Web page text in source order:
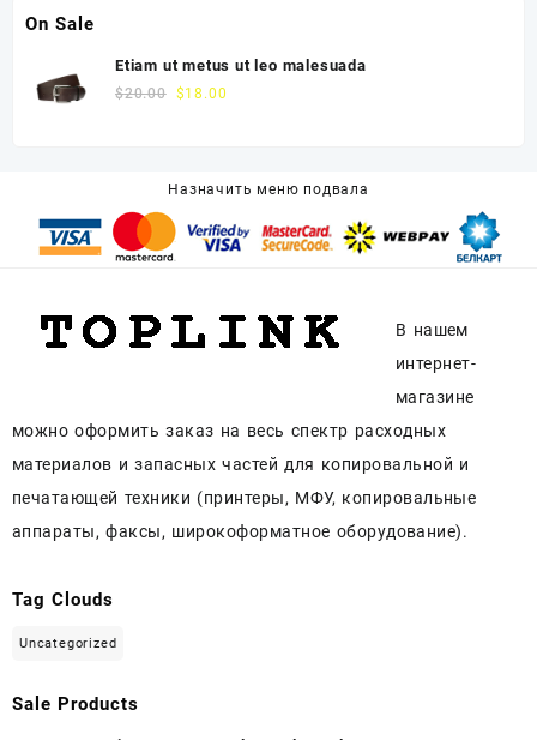
On Sale
Etiam ut metus ut leo malesuada
$20.00 $18.00
Назначить меню подвала
В нашем
интернет-
магазине
можно оформить заказ на весь спектр расходных
материалов и запасных частей для копировальной и
печатающей техники (принтеры, МФУ, копировальные
аппараты, факсы, широкоформатное оборудование).
Tag Clouds
Uncategorized
Sale Products